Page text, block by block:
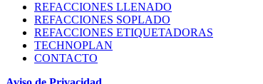
REFACCIONES LLENADO
REFACCIONES SOPLADO
REFACCIONES ETIQUETADORAS
TECHNOPLAN
CONTACTO